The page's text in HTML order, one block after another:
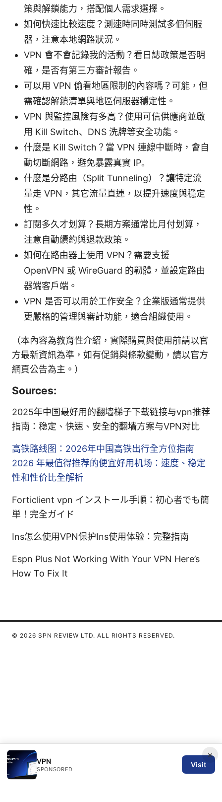
策與解鎖能力，搭配個人需求選擇。
如何快速比較速度？測速時同時測試多個伺服
器，注意本地網路狀況。
VPN 會不會記錄我的活動？看日誌政策是否明
確，是否有第三方審計報告。
可以用 VPN 偷看地區限制的內容嗎？可能，但
需確認解鎖清單與地區伺服器穩定性。
VPN 與監控風險有多高？使用可信供應商並啟
用 Kill Switch、DNS 洗牌等安全功能。
什麼是 Kill Switch？當 VPN 連線中斷時，會自
動切斷網路，避免暴露真實 IP。
什麼是分路由（Split Tunneling）？讓特定流
量走 VPN，其它流量直連，以提升速度與穩定
性。
訂閱多久才划算？長期方案通常比月付划算，
注意自動續約與退款政策。
如何在路由器上使用 VPN？需要支援
OpenVPN 或 WireGuard 的韌體，並設定路由
器端客戶端。
VPN 是否可以用於工作安全？企業版通常提供
更嚴格的管理與審計功能，適合組織使用。
（本內容為教育性介紹，實際購買與使用前請以官
方最新資訊為準，如有促銷與條款變動，請以官方
網頁公告為主。）
Sources:
2025年中国最好用的翻墙梯子下载链接与vpn推荐
指南：稳定、快速、安全的翻墙方案与VPN对比
高铁路线图：2026年中国高铁出行全方位指南
2026 年最值得推荐的便宜好用机场：速度、稳定
性和性价比全解析
Forticlient vpn インストール手順：初心者でも簡
単！完全ガイド
Ins怎么使用VPN保护Ins使用体验：完整指南
Espn Plus Not Working With Your VPN Here’s
How To Fix It
×
VPN
SPONSORED
Visit
© 2026 SPN REVIEW LTD. ALL RIGHTS RESERVED.